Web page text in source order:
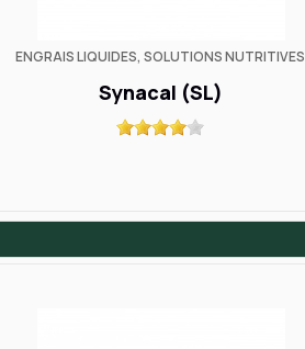
ENGRAIS LIQUIDES, SOLUTIONS NUTRITIVES
Synacal (SL)